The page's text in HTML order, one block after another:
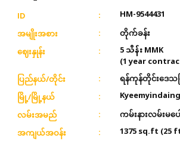
ID HM-9544431
အမျိုးအစား
တိုက်ခန်း
ဈေးနှုန်း
5 သိန်း MMK
(1 year
ပြည်နယ်/တိုင်း
ရန်ကုန်တိုင်းဒေသ
မြို့/မြို့နယ်
Kyeemyindaing
လမ်းအမည်
ကမ်းနားလမ်းမပေ
အကျယ်အဝန်း
1375 sq.ft (25